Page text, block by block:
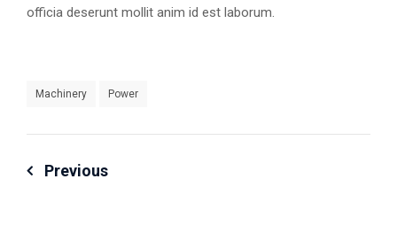
officia deserunt mollit anim id est laborum.
Machinery Power
Navegación
Previous